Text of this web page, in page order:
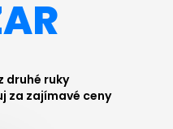
druhé ruky
za zajímavé ceny